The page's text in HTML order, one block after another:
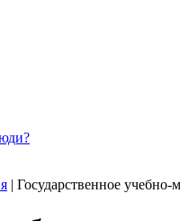
| Государственное